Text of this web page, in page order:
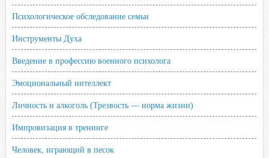
Психологическое обследование семьи
Инструменты Духа
Введение в профессию военного психолога
Эмоциональный интеллект
Личность и алкоголь (Трезвость — норма жизни)
Импровизация в тренинге
Человек, играющий в песок